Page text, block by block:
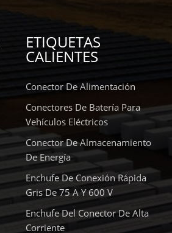
ETIQUETAS
CALIENTES
Conector De Alimentación
Conectores De Batería Para
Vehículos Eléctricos
Conector De Almacenamiento
De Energía
Enchufe De Conexión Rápida
Gris De 75 A Y 600 V
Enchufe Del Conector De Alta
Corriente